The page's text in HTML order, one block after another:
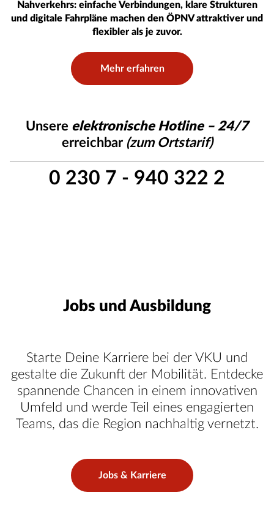
Nahverkehrs: einfache Verbindungen, klare Strukturen
und digitale Fahrpläne machen den ÖPNV attraktiver und
flexibler als je zuvor.
Mehr erfahren
Unsere elektronische Hotline – 24/7
erreichbar (zum Ortstarif)
0 230 7 - 940 322 2
Jobs und Ausbildung
Starte Deine Karriere bei der VKU und
gestalte die Zukunft der Mobilität. Entdecke
spannende Chancen in einem innovativen
Umfeld und werde Teil eines engagierten
Teams, das die Region nachhaltig vernetzt.
Jobs & Karriere